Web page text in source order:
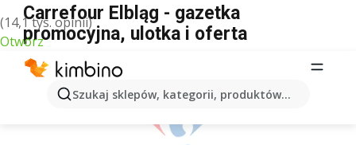
(14,1 tys. opinii)
Otwórz
Szukaj sklepów, kategorii, produktów...
Carrefour Elbląg - gazetka
promocyjna, ulotka i oferta